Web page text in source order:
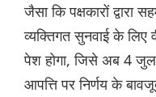
जैसा कि पक्षकारों द्वारा
व्यक्तिगत सुनवाई के लिए
पेश होगा, जिसे अब 4
आपत्ति पर निर्णय के